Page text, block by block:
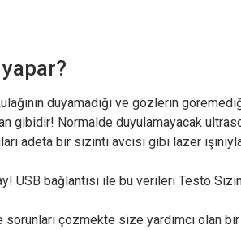
duyamadığı ve gözlerin
gibidir! Normalde duyulamayacak
adeta bir sızıntı avcısı gibi lazer
bağlantısı ile bu verileri Testo
sorunları çözmekte size yardımcı olan